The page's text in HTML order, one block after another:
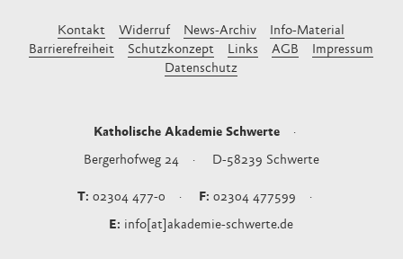
Kontakt Widerruf News-Archiv
Info-Material
Barrierefreiheit
Schutzkonzept Links AGB
Impressum
Datenschutz
Katholische Akademie Schwerte
Bergerhofweg 24 D-58239 Schwerte
02304 477-0 02304 477599
info[at]akademie-schwerte.de